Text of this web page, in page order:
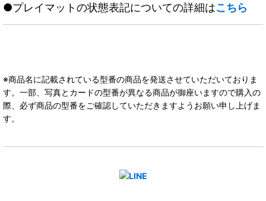
●プレイマットの状態表記についての詳細はこちら
※商品名に記載されている型番の商品を発送させていただいておりま
す。一部、写真とカードの型番が異なる商品が御座いますので購入の
際、必ず商品の型番をご確認していただきますようお願い申し上げま
す。